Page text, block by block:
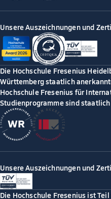
Unsere Auszeichnungen und
Die Hochschule Fresenius
Württemberg staatlich
Hochschule Fresenius für
Studienprogramme sind
Unsere Auszeichnungen und
Die Hochschule Fresenius ist